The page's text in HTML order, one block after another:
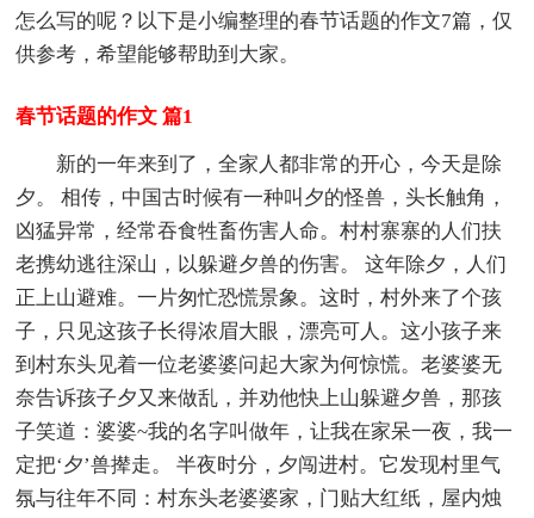
怎么写的呢？以下是小编整理的春节话题的作文7篇，仅
供参考，希望能够帮助到大家。
春节话题的作文 篇1
新的一年来到了，全家人都非常的开心，今天是除
夕。 相传，中国古时候有一种叫夕的怪兽，头长触角，
凶猛异常，经常吞食牲畜伤害人命。村村寨寨的人们扶
老携幼逃往深山，以躲避夕兽的伤害。 这年除夕，人们
正上山避难。一片匆忙恐慌景象。这时，村外来了个孩
子，只见这孩子长得浓眉大眼，漂亮可人。这小孩子来
到村东头见着一位老婆婆问起大家为何惊慌。老婆婆无
奈告诉孩子夕又来做乱，并劝他快上山躲避夕兽，那孩
子笑道：婆婆~我的名字叫做年，让我在家呆一夜，我一
定把‘夕’兽撵走。 半夜时分，夕闯进村。它发现村里气
氛与往年不同：村东头老婆婆家，门贴大红纸，屋内烛